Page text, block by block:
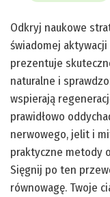
Odkryj naukowe
świadomej aktywacji
prezentuje
naturalne i
wspierają
prawidłowo
nerwowego, jelit i
praktyczne metody
Sięgnij po ten
równowagę. Twoje